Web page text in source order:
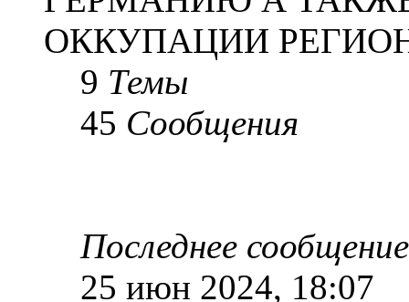
ОККУПАЦИИ
9 Темы
45 Сообщения
Последнее сообщение
25 июн 2024, 18:07